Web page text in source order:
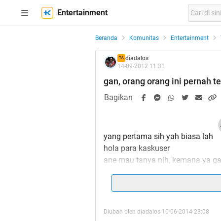
Entertainment
Beranda Komunitas Entertainment
TS diadalos
14-09-2012 11:31
gan, orang orang ini pernah
Bagikan
yang pertama sih yah biasa lah
hola para kaskuser
ane mau tanya nih, kemana ya
banget di dunia perfilman tapi
mungkin salah satunya ini nih,
Diubah oleh diadalos 10-06-2014 23:08